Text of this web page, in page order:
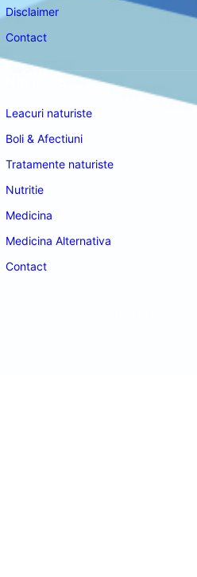
Disclaimer
Contact
Leacuri naturiste
Boli & Afectiuni
Tratamente naturiste
Nutritie
Medicina
Medicina Alternativa
Contact